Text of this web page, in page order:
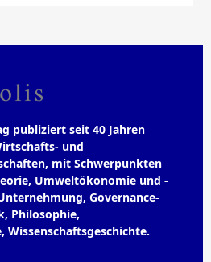
publiziert seit 40 Jahren
und
mit Schwerpunkten
Umweltökonomie und -
Governance-
Philosophie,
Wissenschaftsgeschichte.